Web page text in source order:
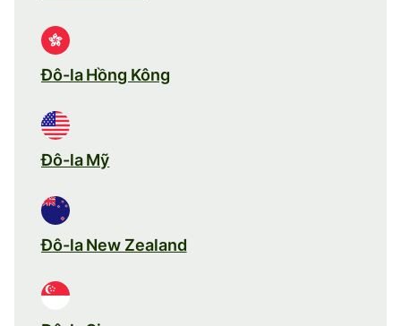
Đô-la Hồng Kông
Đô-la Mỹ
Đô-la New Zealand